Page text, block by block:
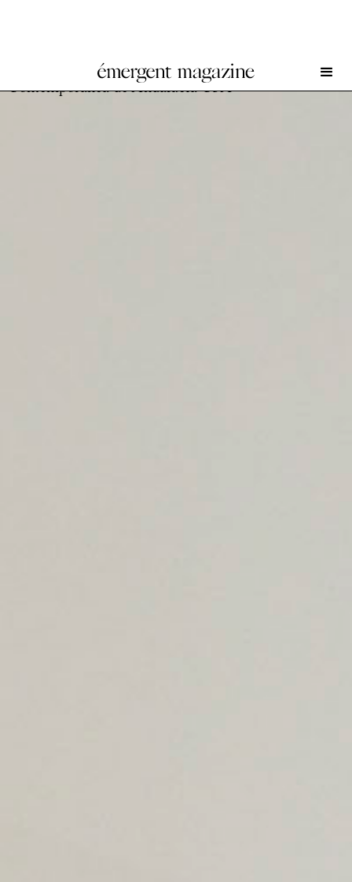
Christian Lagata at Centro de Creación
Contemporánea de Andalucía C3A